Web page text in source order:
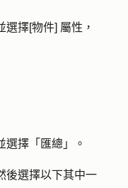
選擇[物件] 屬性，
選擇「 匯總 」。
後選擇以下其中一